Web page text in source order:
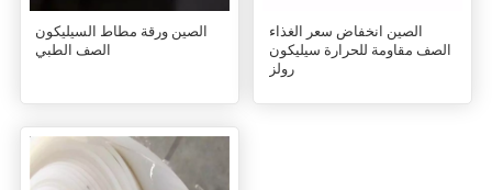
الصين ورقة مطاط السيليكون
الصف الطبي
الصين انخفاض سعر الغذاء
الصف مقاومة للحرارة سيليكون
رولز